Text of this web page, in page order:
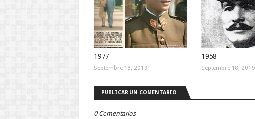
1977
Septembre 18, 2019
1958
Septembre 18, 2019
PUBLICAR UN COMENTARIO
0 Comentarios